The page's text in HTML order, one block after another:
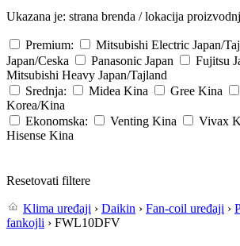
Ukazana je: strana brenda / lokacija
Premium: Mitsubishi Electric Japan/
Japan/Ceska
Panasonic Japan Fujitsu
Mitsubishi Heavy Japan/Tajland
Srednja:
Midea Kina Gree Kina
Korea/Kina
Ekonomska:
Venting Kina Vivax
Hisense Kina
Resetovati filtere
Klima uređaji › Daikin › Fan-coil uređaji ›
fankojli › FWL10DFV